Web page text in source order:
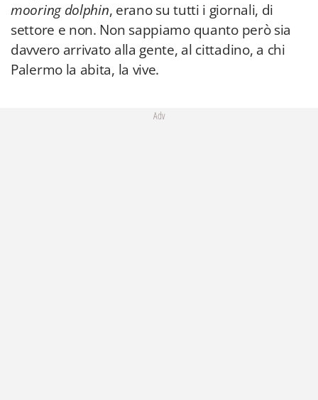
mooring dolphin, erano su tutti i giornali, di
settore e non. Non sappiamo quanto però sia
davvero arrivato alla gente, al cittadino, a chi
Palermo la abita, la vive.
Adv